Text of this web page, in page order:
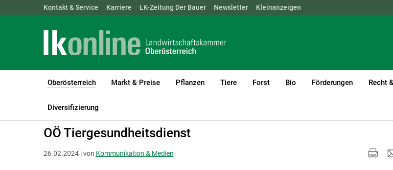
Landwirtschaftskammern: ÖSTERREICH BGLD KTN NÖ OÖ SBG STMK
Kontakt & Service Karriere LK-Zeitung Der Bauer Newsletter Kleinanzeigen
Oberösterreich
(current)1
Markt & Preise Pflanzen Tiere Forst Bio Förderungen Recht
Diversifizierung
LK Oberösterreich Oberösterreich
OÖ Tiergesundheitsdienst
26.02.2024 | von Kommunikation & Medien